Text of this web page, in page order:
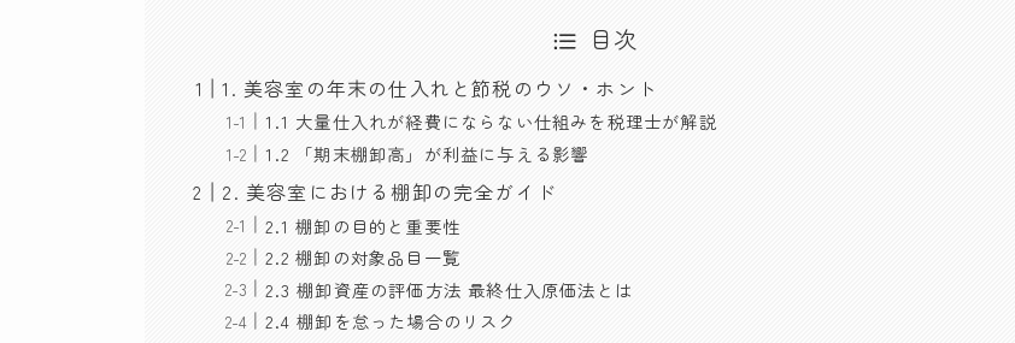
目次
1. 美容室の年末の仕入れと節税のウソ・ホント
1.1 大量仕入れが経費にならない仕組みを税理士が解説
1.2 「期末棚卸高」が利益に与える影響
2. 美容室における棚卸の完全ガイド
2.1 棚卸の目的と重要性
2.2 棚卸の対象品目一覧
2.3 棚卸資産の評価方法 最終仕入原価法とは
2.4 棚卸を怠った場合のリスク